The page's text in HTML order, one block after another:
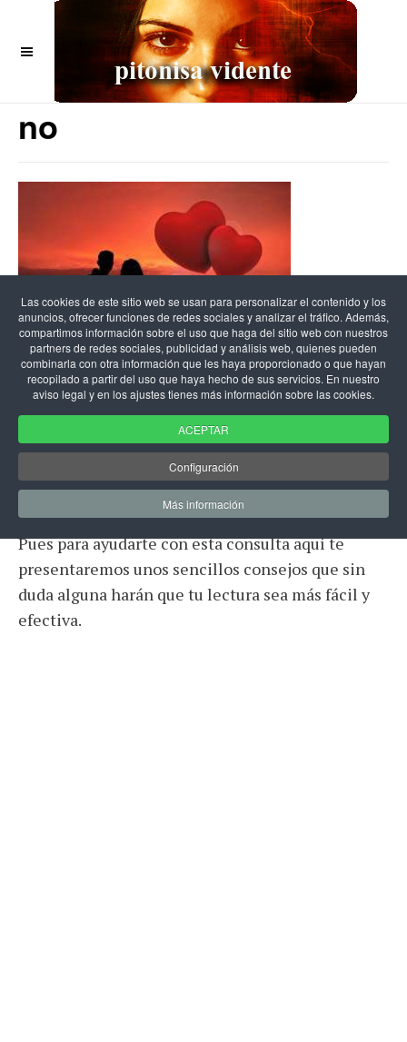
Oraculo del amor si o
no
Sabes cómo consultar el oráculo del amor si o no
aún tienes algunas dudas sobre ello.
Pues para ayudarte con esta consulta aquí te
presentaremos unos sencillos consejos que sin
duda alguna harán que tu lectura sea más fácil y
efectiva.
Las cookies de este sitio web se usan para personalizar el contenido y los
anuncios, ofrecer funciones de redes sociales y analizar el tráfico. Además,
compartimos información sobre el uso que haga del sitio web con nuestros
partners de redes sociales, publicidad y análisis web, quienes pueden
combinarla con otra información que les haya proporcionado o que hayan
recopilado a partir del uso que haya hecho de sus servicios. En nuestro
aviso legal y en los ajustes tienes más información sobre las cookies.
ACEPTAR
Configuración
Más información